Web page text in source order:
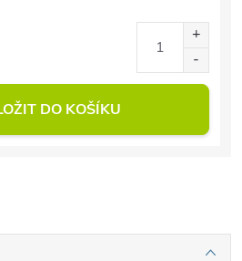
DO KOŠÍKU